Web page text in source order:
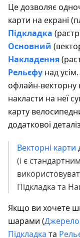
Це дозволяє
карти на екрані
Підкладка
Основний
Накладення
Рельєфу над
офлайн-векторну
накласти на неї
карту
додаткової
Векторні карти
(і є
Підкладка та
Якщо ви хочете
шарами (Джерело
Підкладка та